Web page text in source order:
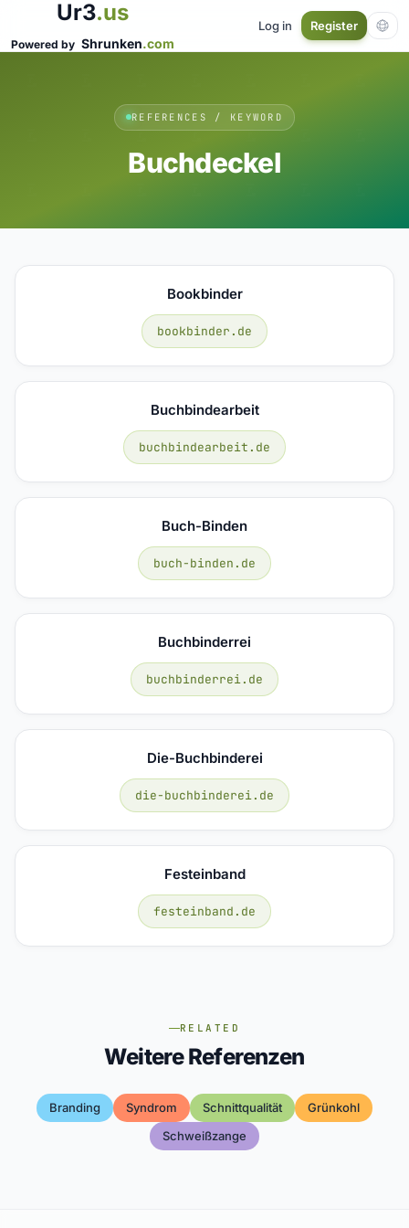
Ur3.us
Powered by Shrunken.com
Log in Register
REFERENCES / KEYWORD
Buchdeckel
Bookbinder
bookbinder.de
Buchbindearbeit
buchbindearbeit.de
Buch-Binden
buch-binden.de
Buchbinderrei
buchbinderrei.de
Die-Buchbinderei
die-buchbinderei.de
Festeinband
festeinband.de
RELATED
Weitere Referenzen
Branding Syndrom Schnittqualität
Grünkohl
Schweißzange